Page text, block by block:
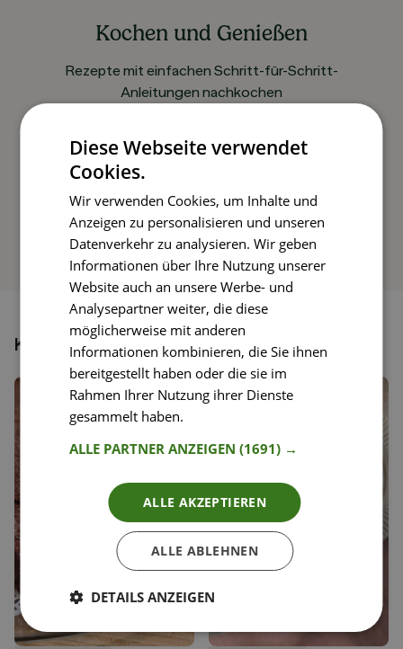
Kochen und Genießen
Rezepte mit einfachen Schritt-für-Schritt-
Anleitungen nachkochen
Könnte dir auch gefallen
Diese Webseite verwendet
Cookies.
Wir verwenden Cookies, um Inhalte und
Anzeigen zu personalisieren und unseren
Datenverkehr zu analysieren. Wir geben
Informationen über Ihre Nutzung unserer
Website auch an unsere Werbe- und
Analysepartner weiter, die diese
möglicherweise mit anderen
Informationen kombinieren, die Sie ihnen
bereitgestellt haben oder die sie im
Rahmen Ihrer Nutzung ihrer Dienste
gesammelt haben.
ALLE PARTNER ANZEIGEN(1691) →
ALLE AKZEPTIEREN
ALLE ABLEHNEN
DETAILS ANZEIGEN